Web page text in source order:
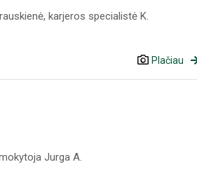
karjeros specialistė K.
Plačiau
Jurga A.